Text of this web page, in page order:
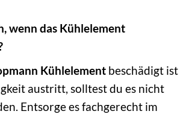
wenn das Kühlelement
Kühlelement beschädigt ist
austritt, solltest du es nicht
Entsorge es fachgerecht im